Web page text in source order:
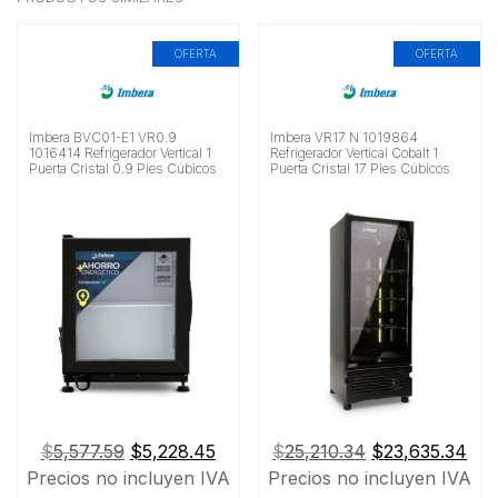
OFERTA
Imbera BVC01-E1 VR0.9
1016414 Refrigerador Vertical 1
Puerta Cristal 0.9 Pies Cúbicos
$5,577.59 El
precio
$5,228.45El
precio
Precios no incluyen IVA
OFERTA
Imbera VR17 N 1019864
Refrigerador Vertical Cobalt 1
Puerta Cristal 17 Pies Cúbicos
$25,210.34 El
precio
$23,635.34
Precios no incluyen IVA